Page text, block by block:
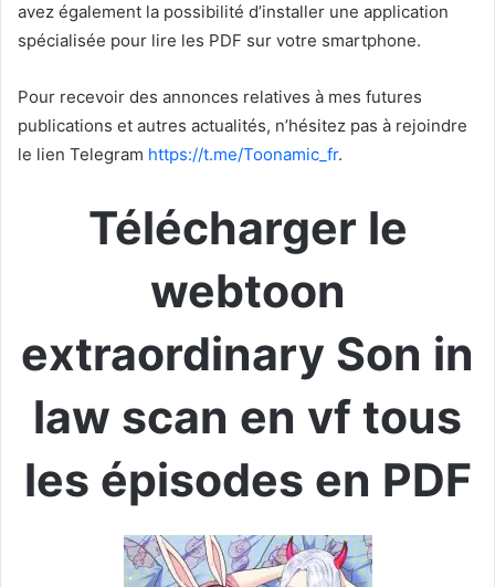
avez également la possibilité d’installer une application
spécialisée pour lire les PDF sur votre smartphone.
Pour recevoir des annonces relatives à mes futures
publications et autres actualités, n’hésitez pas à rejoindre
le lien Telegram https://t.me/Toonamic_fr.
Télécharger le
webtoon
extraordinary Son in
law scan en vf tous
les épisodes en PDF